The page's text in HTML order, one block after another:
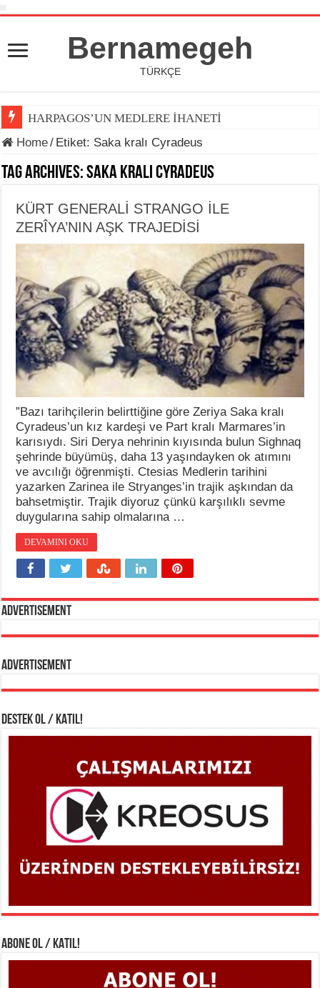
Bernamegeh
TÜRKÇE
HARPAGOS’UN MEDLERE İHANETİ
Home/ Etiket: Saka kralı Cyradeus
Tag Archives:Saka kralı Cyradeus
KÜRT GENERALİ STRANGO İLE
ZERÎYA’NIN AŞK TRAJEDİSİ
”Bazı tarihçilerin belirttiğine göre Zeriya Saka kralı
Cyradeus’un kız kardeşi ve Part kralı Marmares’in
karısıydı. Siri Derya nehrinin kıyısında bulun Sighnaq
şehrinde büyümüş, daha 13 yaşındayken ok atımını
ve avcılığı öğrenmişti. Ctesias Medlerin tarihini
yazarken Zarinea ile Stryanges’in trajik aşkından da
bahsetmiştir. Trajik diyoruz çünkü karşılıklı sevme
duygularına sahip olmalarına …
DEVAMINI OKU
Advertisement
Advertisement
DESTEK OL / KATIL!
ABONE OL / KATIL!